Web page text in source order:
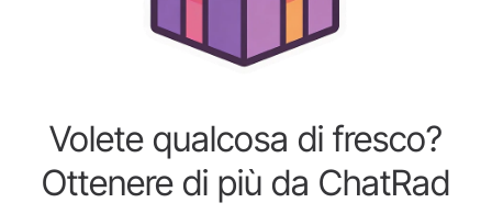
Volete qualcosa di fresco?
Ottenere di più da ChatRad